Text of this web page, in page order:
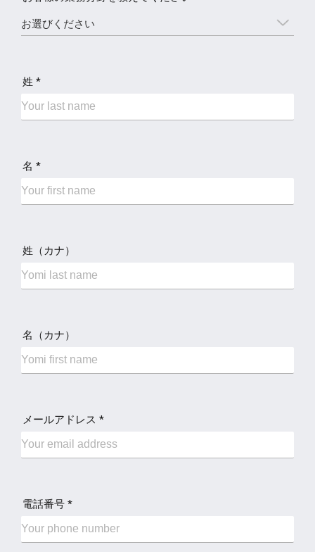
姓 *
名 *
姓（カナ）
名（カナ）
メールアドレス *
電話番号 *